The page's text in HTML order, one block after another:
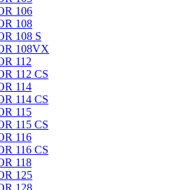
106
108
108 S
108VX
112
112 CS
114
114 CS
115
115 CS
116
116 CS
118
125
128